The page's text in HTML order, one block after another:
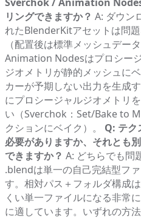
リングできますか？ A: ダウン
れたBlenderKitアセットは問
（配置後は標準メッシュデー
Animation Nodesはプロシー
ジオメトリが静的メッシュに
カーが予期しない出力を生成
にプロシージャルジオメトリ
い（Sverchok：Set/Bake to
クションにベイク）。 Q: テ
必要がありますか、それとも
できますか？ A: どちらでも問
.blendは単一の自己完結型フ
す。相対パス＋フォルダ構成
くい単一ファイルになる非常
に適しています。いずれの方